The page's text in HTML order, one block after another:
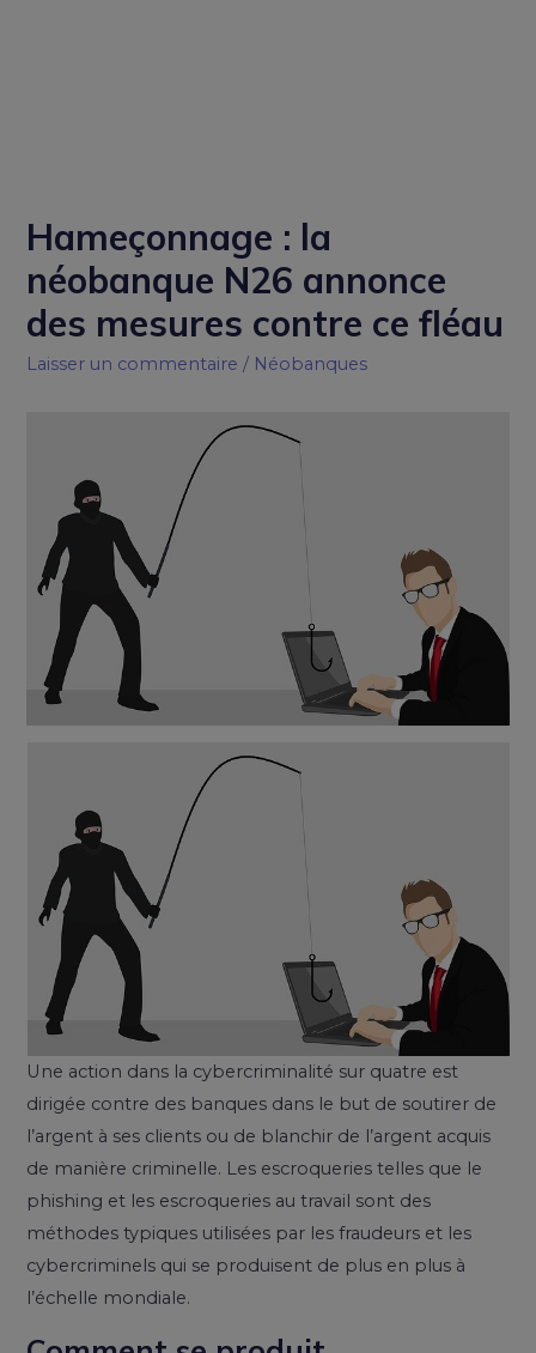
Hameçonnage : la
néobanque N26 annonce
des mesures contre ce fléau
Laisser un commentaire / Néobanques
Une action dans la cybercriminalité sur quatre est
dirigée contre des banques dans le but de soutirer de
l’argent à ses clients ou de blanchir de l’argent acquis
de manière criminelle. Les escroqueries telles que le
phishing et les escroqueries au travail sont des
méthodes typiques utilisées par les fraudeurs et les
cybercriminels qui se produisent de plus en plus à
l’échelle mondiale.